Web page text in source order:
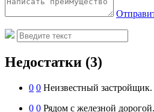
Недостатки (3)
0 0 Неизвестный застройщик.
0 0 Рядом с железной дорогой.